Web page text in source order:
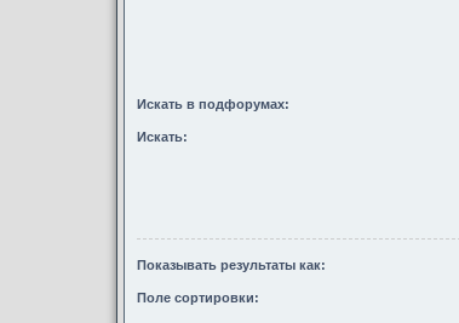
Искать в подфорумах:
Искать:
Показывать результаты как:
Поле сортировки: